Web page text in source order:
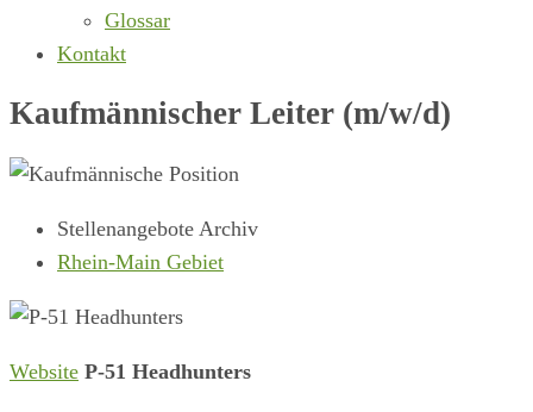
Glossar
Kontakt
Kaufmännischer Leiter (m/w/d)
Stellenangebote Archiv
Rhein-Main Gebiet
Website P-51 Headhunters